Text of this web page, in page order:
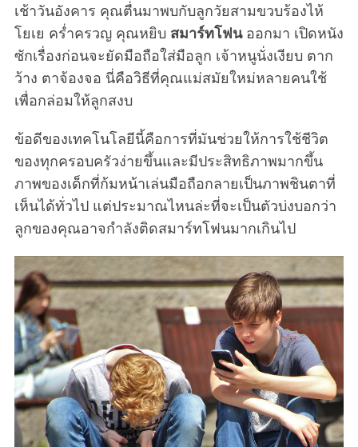
เช้าวันอังคาร คุณตื่นมาพบกับลูกวัยสามขวบร้องไห้
โยเย คร่ำครวญ คุณหยิบ สมาร์ทโฟนออกมา เปิดหนัง
ซักเรื่องก่อนจะยัดมือถือใส่มือลูก เจ้าหนูนั่งเงียบ ตาก
ว้าง ตาจ้องจอ นี่คือวิธีที่คุณแม่สมัยใหม่หลายคนใช้
เพื่อกล่อมให้ลูกสงบ
ข้อดีของเทคโนโลยีนี้คือการที่มันช่วยให้การใช้ชีวิต
ของทุกครอบครัวง่ายขึ้นและมีประสิทธิภาพมากขึ้น
ภาพของเด็กที่ก้มหน้าเล่นมือถือกลายเป็นภาพชินตาที่
เห็นได้ทั่วไป แต่ประมาณไหนล่ะที่จะเป็นตัวบ่งบอกว่า
ลูกของคุณอาจกำลังติดสมาร์ทโฟนมากเกินไป